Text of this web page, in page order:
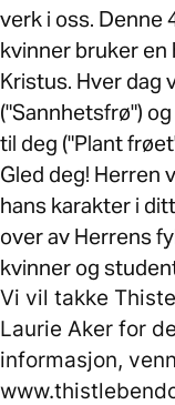
verk i oss. Denne
kvinner bruker en
Kristus. Hver dag
("Sannhetsfrø")
til deg ("Plant
Gled deg! Herren
hans karakter i
over av Herrens
kvinner og
Vi vil takke
Laurie Aker for
informasjon,